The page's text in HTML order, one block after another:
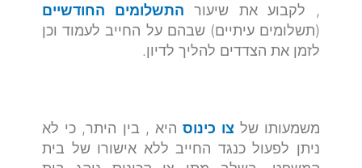
, לקבוע את שיעור התשלומים החודשיים
(תשלומים עיתיים) שבהם על החייב לעמוד וכן
לזמן את הצדדים להליך לדיון.
משמעותו של צו כינוסהיא , בין היתר, כי לא
ניתן לפעול כנגד החייב ללא אישורו של בית